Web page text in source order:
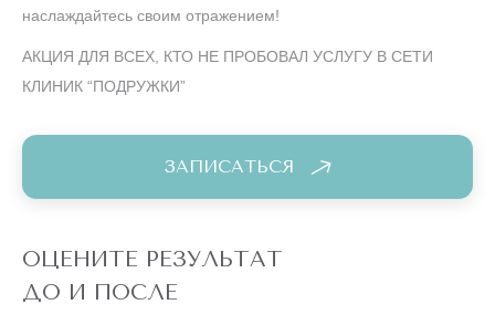
наслаждайтесь своим отражением!
АКЦИЯ ДЛЯ ВСЕХ, КТО НЕ ПРОБОВАЛ УСЛУГУ В СЕТИ
КЛИНИК “ПОДРУЖКИ”
ЗАПИСАТЬСЯ
ОЦЕНИТЕ РЕЗУЛЬТАТ
ДО И ПОСЛЕ